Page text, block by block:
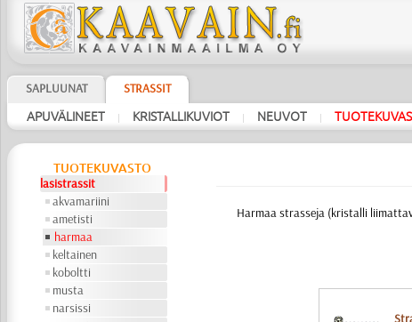
SAPLUUNAT STRASSIT
APUVÄLINEET | KRISTALLIKUVIOT | NEUVOT |
TUOTEKUVASTO
lasistrassit
akvamariini
ametisti
harmaa
keltainen
koboltti
musta
narsissi
Harmaa strasseja (kristalli